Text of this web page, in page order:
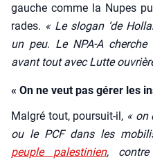
gauche comme la Nupes
rades. « Le slo­gan ‘de
un peu. Le NPA‑A
avant tout avec Lutte
« On ne veut pas gérer les
Mal­gré tout, pour­suit-il, « on
ou le PCF dans les
peuple pales­ti­nien, contre